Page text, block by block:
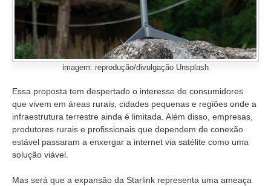
imagem: reprodução/divulgação Unsplash
Essa proposta tem despertado o interesse de consumidores
que vivem em áreas rurais, cidades pequenas e regiões onde a
infraestrutura terrestre ainda é limitada. Além disso, empresas,
produtores rurais e profissionais que dependem de conexão
estável passaram a enxergar a internet via satélite como uma
solução viável.
Mas será que a expansão da Starlink representa uma ameaça